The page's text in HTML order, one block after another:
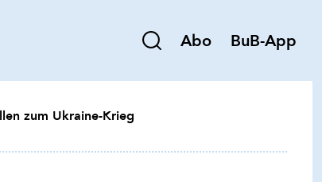
Abo BuB-App
zum Ukraine-Krieg